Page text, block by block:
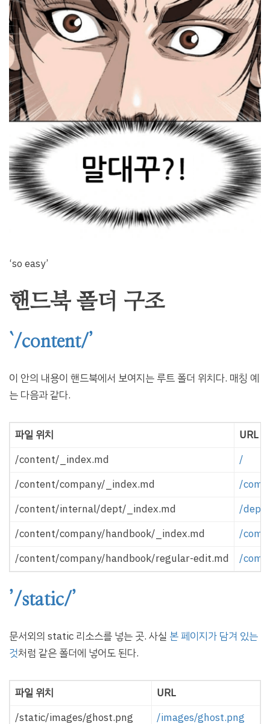
‘so easy’
핸드북 폴더 구조
`/content/’
이 안의 내용이 핸드북에서 보여지는 루트 폴더 위치다. 매칭 예
는 다음과 같다.
파일 위치
URL
/content/_index.md
/
/content/company/_index.md
/
/content/internal/dept/_index.md
/dept
/content/company/handbook/_index.md
/
/content/company/handbook/regular-edit.md
/
’/static/’
문서외의 static 리소스를 넣는 곳. 사실 본 페이지가 담겨 있는
것처럼 같은 폴더에 넣어도 된다.
파일 위치
URL
/static/images/ghost.png
/images/ghost.png